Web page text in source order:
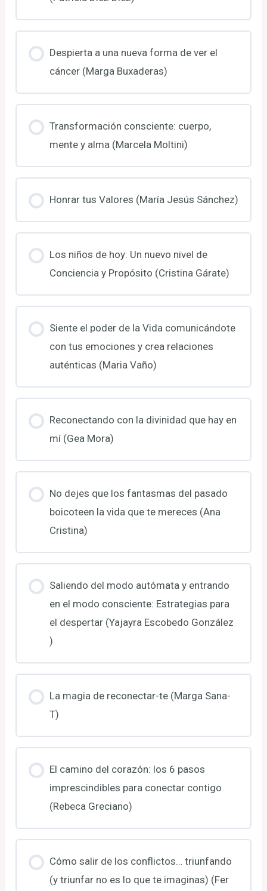
Despierta a una nueva forma de ver el
cáncer (Marga Buxaderas)
Transformación consciente: cuerpo,
mente y alma (Marcela Moltini)
Honrar tus Valores (María Jesús Sánchez)
Los niños de hoy: Un nuevo nivel de
Conciencia y Propósito (Cristina Gárate)
Siente el poder de la Vida comunicándote
con tus emociones y crea relaciones
auténticas (Maria Vaño)
Reconectando con la divinidad que hay en
mí (Gea Mora)
No dejes que los fantasmas del pasado
boicoteen la vida que te mereces (Ana
Cristina)
Saliendo del modo autómata y entrando
en el modo consciente: Estrategias para
el despertar (Yajayra Escobedo González
)
La magia de reconectar-te (Marga Sana-
T)
El camino del corazón: los 6 pasos
imprescindibles para conectar contigo
(Rebeca Greciano)
Cómo salir de los conflictos… triunfando
(y triunfar no es lo que te imaginas) (Fer